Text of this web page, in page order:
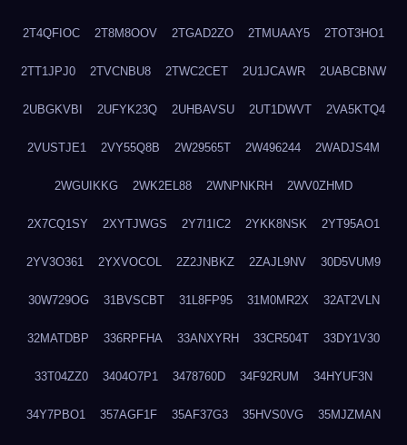
2T4QFIOC 2T8M8OOV 2TGAD2ZO 2TMUAAY5 2TOT3HO1
2TT1JPJ0 2TVCNBU8 2TWC2CET 2U1JCAWR 2UABCBNW
2UBGKVBI 2UFYK23Q 2UHBAVSU 2UT1DWVT 2VA5KTQ4
2VUSTJE1 2VY55Q8B 2W29565T 2W496244 2WADJS4M
2WGUIKKG 2WK2EL88 2WNPNKRH 2WV0ZHMD
2X7CQ1SY 2XYTJWGS 2Y7I1IC2 2YKK8NSK 2YT95AO1
2YV3O361 2YXVOCOL 2Z2JNBKZ 2ZAJL9NV 30D5VUM9
30W729OG 31BVSCBT 31L8FP95 31M0MR2X 32AT2VLN
32MATDBP 336RPFHA 33ANXYRH 33CR504T 33DY1V30
33T04ZZ0 3404O7P1 3478760D 34F92RUM 34HYUF3N
34Y7PBO1 357AGF1F 35AF37G3 35HVS0VG 35MJZMAN